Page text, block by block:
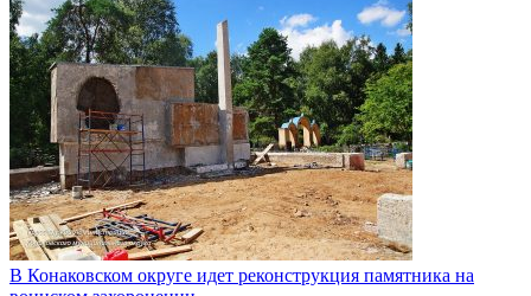
В Конаковском округе идет реконструкция памятника на